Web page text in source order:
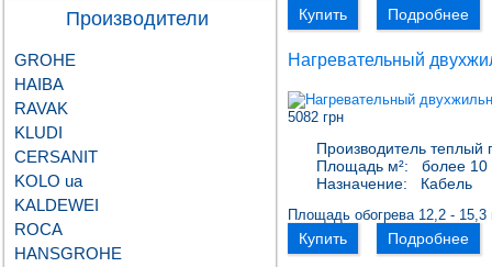
Производители
GROHE
HAIBA
RAVAK
KLUDI
CERSANIT
KOLO ua
KALDEWEI
ROCA
HANSGROHE
Купить Подробнее
Нагревательный
5082 грн
Производитель теплый
Площадь м²:
более 10
Назначение:
Кабель
Площадь обогрева 12,2 - 15,3
Купить Подробнее